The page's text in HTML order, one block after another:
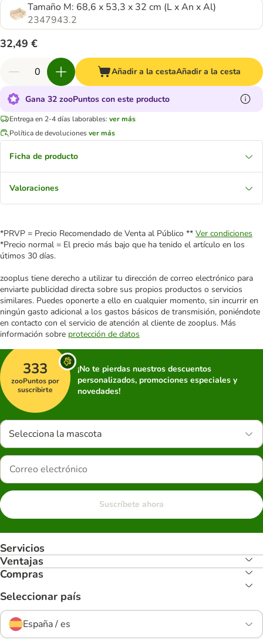
Tamaño M: 68,6 x 53,3 x 32 cm (L x An x Al)
2347943.2
32,49 €
Añadir a la cestaAñadir a la cesta
Gana 32 zooPuntos con este producto
Entrega en 2-4 días laborables: ver más
Política de devolucionesver más
Ficha de producto
Valoraciones
*PRVP = Precio Recomendado de Venta al Público ** Ver condiciones
*Precio normal = El precio más bajo que ha tenido el artículo en los
útimos 30 días.
zooplus tiene derecho a utilizar tu dirección de correo electrónico para
enviarte publicidad directa sobre sus propios productos o servicios
similares. Puedes oponerte a ello en cualquier momento, sin incurrir en
ningún gasto adicional a los gastos básicos de transmisión, poniéndote
en contacto con el servicio de atención al cliente de zooplus. Más
información sobre protección de datos
333
zooPuntos por
suscribirte
¡No te pierdas nuestros descuentos
personalizados, promociones especiales y
novedades!
Selecciona la mascota
Suscríbete ahora
Servicios
Ventajas
Compras
Seleccionar país
España / es